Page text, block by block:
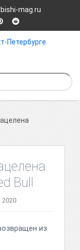
mag.ru
Bull
2020
из